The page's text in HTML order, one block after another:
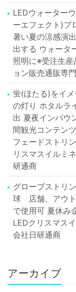
LEDウォーター
ーエフェクト)プ
暑い夏の涼感演
出する ウォータ
照明に※受注生
ョン販売通販専
蛍(ほたる)をイ
の灯り ホタルラ
出 夏夜インバウ
間観光コンテン
フェードストリ
リスマスイルミ
研通商
グローブストリ
球 店舗、アウト
で使用可 夏休み
LEDクリスマス
会社日研通商
アーカイブ